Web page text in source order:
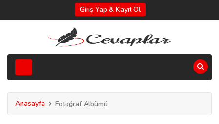
Giriş Yap & Kayıt Ol
Anasayfa Fotoğraf Albümü